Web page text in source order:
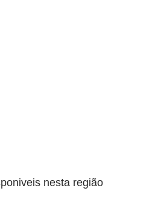
nesta região